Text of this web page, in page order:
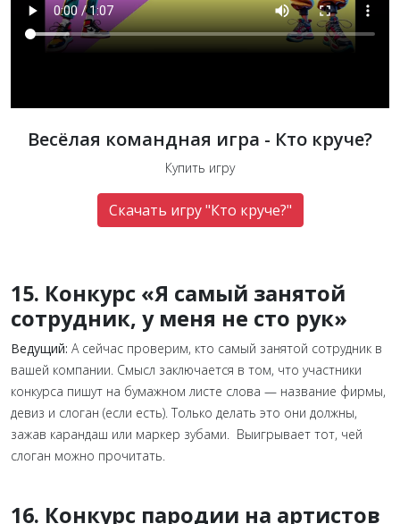
Весёлая командная игра - Кто круче?
Купить игру
Скачать игру "Кто круче?"
15. Конкурс «Я самый занятой
сотрудник, у меня не сто рук»
Ведущий: А сейчас проверим, кто самый занятой сотрудник в
вашей компании. Смысл заключается в том, что участники
конкурса пишут на бумажном листе слова — название фирмы,
девиз и слоган (если есть). Только делать это они должны,
зажав карандаш или маркер зубами. Выигрывает тот, чей
слоган можно прочитать.
16. Конкурс пародии на артистов